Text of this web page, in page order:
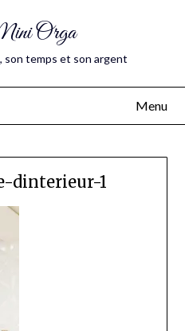
Orga
son temps et son argent
Menu
dinterieur-1